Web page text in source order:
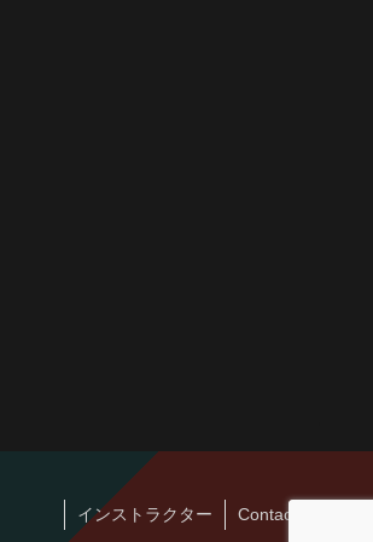
インストラクター Contact